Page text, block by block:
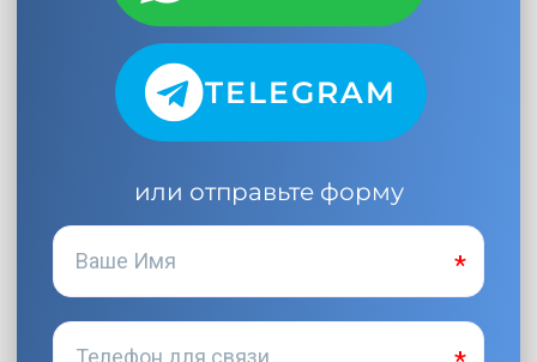
TELEGRAM
или отправьте форму